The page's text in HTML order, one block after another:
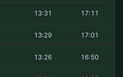
13:31 17:11
13:29 17:01
13:26 16:50